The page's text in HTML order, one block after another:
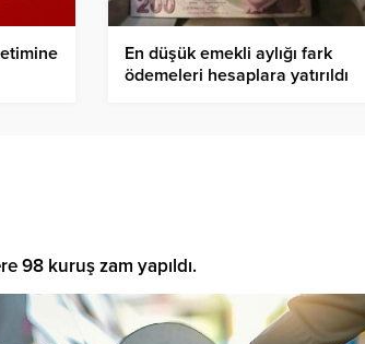
En düşük emekli aylığı fark
ödemeleri hesaplara yatırıldı
98 kuruş zam yapıldı.